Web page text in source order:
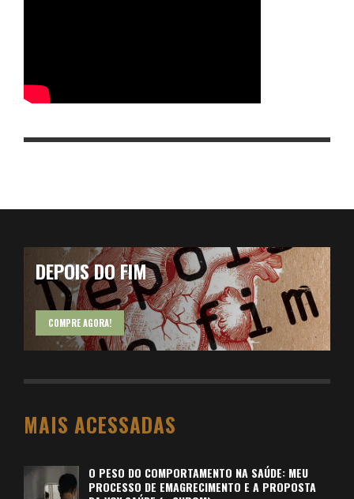
DEPOIS DO FIM
COMPRE AGORA!
MAIS ACESSADAS
O PESO DO COMPORTAMENTO NA SAÚDE: MEU
PROCESSO DE EMAGRECIMENTO E A PROPOSTA